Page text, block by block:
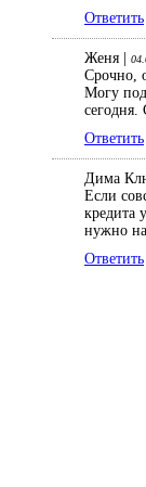
Ответить
Женя |
Срочно,
Могу
сегодня.
Ответить
Дима
Если
кредита
нужно
Ответить